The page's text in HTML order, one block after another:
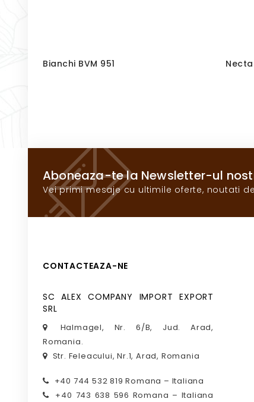
Bianchi BVM 951
Aboneaza-te la Newsletter-ul
Vei primi mesaje cu ultimile oferte, noutati
CONTACTEAZA-NE
SC ALEX COMPANY IMPORT EXPORT
SRL
Halmagel, Nr. 6/B, Jud. Arad,
Romania.
Str. Feleacului, Nr.1, Arad, Romania
+40 744 532 819 Romana – Italiana
+40 743 638 596 Romana – Italiana